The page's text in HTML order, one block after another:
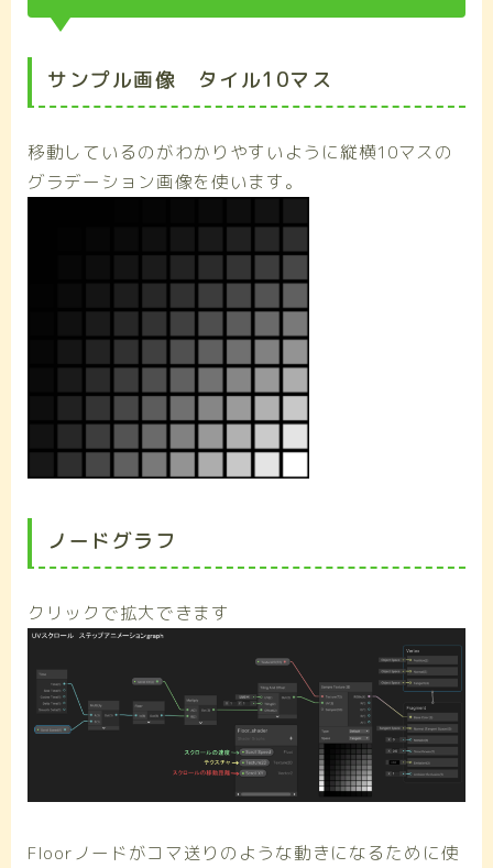
サンプル画像 タイル10マス
移動しているのがわかりやすいように縦横10マスの
グラデーション画像を使います。
ノードグラフ
クリックで拡大できます
Floorノードがコマ送りのような動きになるために使